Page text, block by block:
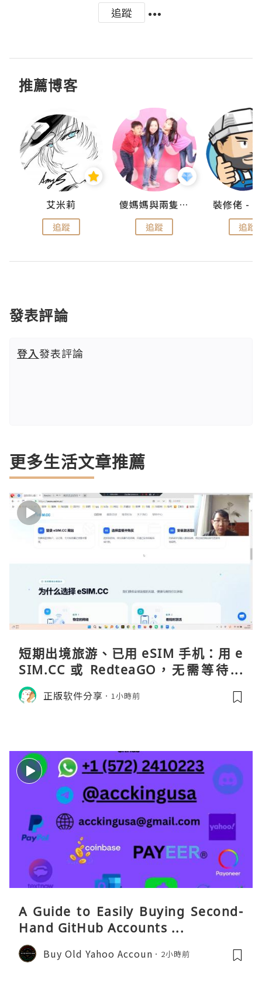
追蹤
推薦博客
艾米莉
追蹤
儍媽媽與兩隻小魔怪之家
追蹤 追蹤
發表評論
登入發表評論
更多生活文章推薦
短期出境旅游、已用 eSIM 手机：用 e
SIM.CC 或 RedteaGO，无需等待收
货。需要“当地号码 + 通话短信”（如
打车、外卖、客户联络）：优先 Redt
正版软件分享 1小時前
A Guide to Easily Buying Second-
Hand GitHub Accounts ...
Buy Old Yahoo Accoun 2小時前